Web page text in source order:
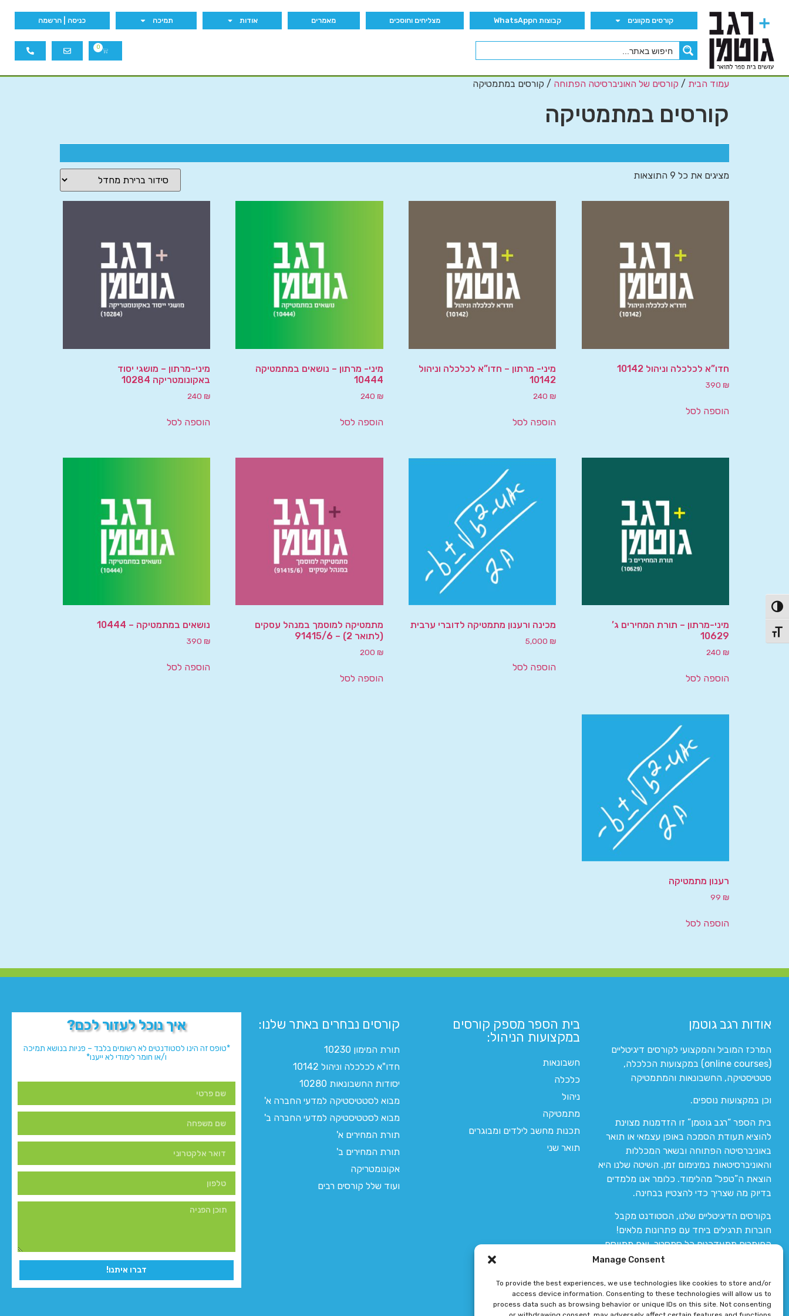
Manage Consent
To provide the best experiences, we use technologies like cookies to store and/or
access device information. Consenting to these technologies will allow us to
process data such as browsing behavior or unique IDs on this site. Not consenting
הפעל/כבה ניגודיות גבוהה
מתג גודל גופן
קורסים מקוונים קבוצות הWhatsApp מצליחים וחוסכים מאמרים אודות תמיכה כניסה | הרשמה
0
עמוד הבית / קורסים של האוניברסיטה הפתוחה / קורסים במתמטיקה
קורסים במתמטיקה
מציגים את כל ⁦9⁩ התוצאות
חדו”א לכלכלה וניהול 10142
390 ₪
הוספה לסל
מיני- מרתון – חדו”א לכלכלה וניהול
10142
240 ₪
הוספה לסל
מיני- מרתון – נושאים במתמטיקה
10444
240 ₪
הוספה לסל
מיני-מרתון – מושגי יסוד
באקונומטריקה 10284
240 ₪
הוספה לסל
מיני-מרתון – תורת המחירים ג’
10629
240 ₪
הוספה לסל
מכינה ורענון מתמטיקה לדוברי ערבית
5,000 ₪
הוספה לסל
מתמטיקה למוסמך במנהל עסקים
(לתואר 2) – 91415/6
200 ₪
הוספה לסל
נושאים במתמטיקה – 10444
390 ₪
הוספה לסל
רענון מתמטיקה
99 ₪
הוספה לסל
אודות רגב גוטמן
המרכז המוביל והמקצועי לקורסים דיגיטליים
(online courses) במקצועות הכלכלה,
סטטיסטיקה, החשבונאות והמתמטיקה
וכן במקצועות נוספים.
בית הספר “רגב גוטמן” זו הזדמנות מצוינת
להוציא תעודת הסמכה באופן עצמאי או תואר
באוניברסיטה הפתוחה ובשאר המכללות
והאוניברסיטאות במינימום זמן. השיטה שלנו היא
הוצאת ה”טפל” מהלימוד. כלומר אנו מלמדים
בדיוק מה שצריך כדי להצטיין בבחינה.
בקורסים הדיגיטליים שלנו, הסטודנט מקבל
חוברות תרגילים ביחד עם פתרונות מלאים!
החומרים מתעדכנים כל סמסטר, ואם מתווסף
חומר חדש אז הקורס מתעדכן יחד איתו.
בית הספר מספק קורסים
במקצועות הניהול:
חשבונאות
כלכלה
ניהול
מתמטיקה
תכנות מחשב לילדים ומבוגרים
תואר שני
קורסים נבחרים באתר שלנו:​
תורת המימון 10230
חדו"א לכלכלה וניהול 10142
יסודות החשבונאות 10280
מבוא לסטטיסטיקה למדעי החברה א'
מבוא לסטטיסטיקה למדעי החברה ב'
תורת המחירים א'
תורת המחירים ב'
אקונומטריקה
ועוד שלל קורסים רבים
איך נוכל לעזור לכם?
*טופס זה הינו לסטודנטים לא רשומים בלבד – פניות בנושא תמיכה
ו/או חומר לימודי לא ייענו*
דברו איתנו!